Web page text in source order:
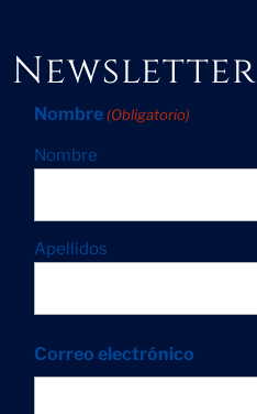
Newsletter
Nombre (Obligatorio)
Nombre
Apellidos
Correo electrónico